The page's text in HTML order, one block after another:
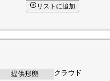
リストに追加
提供形態 クラウド